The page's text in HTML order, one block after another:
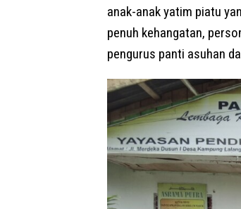
anak-anak yatim piatu
penuh kehangatan,
pengurus panti asuhan